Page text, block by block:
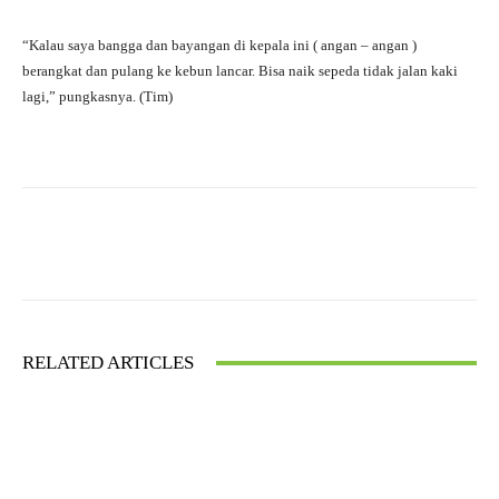
“Kalau saya bangga dan bayangan di kepala ini ( angan – angan )
berangkat dan pulang ke kebun lancar. Bisa naik sepeda tidak jalan kaki
lagi,” pungkasnya. (Tim)
RELATED ARTICLES